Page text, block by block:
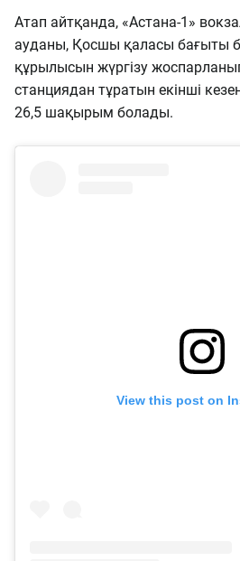
Атап айтқанда, «Астана-1»
ауданы, Қосшы қаласы бағыты
құрылысын жүргізу
станциядан тұратын екінші
26,5 шақырым болады.
View this post on